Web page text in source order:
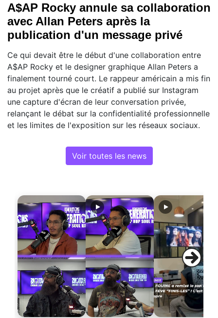
A$AP Rocky annule sa collaboration
avec Allan Peters après la
publication d'un message privé
Ce qui devait être le début d'une collaboration entre
A$AP Rocky et le designer graphique Allan Peters a
finalement tourné court. Le rappeur américain a mis fin
au projet après que le créatif a publié sur Instagram
une capture d'écran de leur conversation privée,
relançant le débat sur la confidentialité professionnelle
et les limites de l'exposition sur les réseaux sociaux.
Voir toutes les news